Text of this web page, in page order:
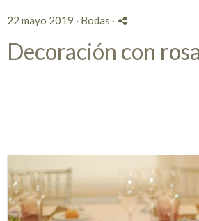
22 mayo 2019 · Bodas ·
Decoración con